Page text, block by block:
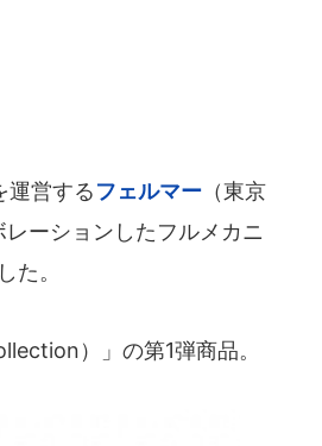
運営するフェルマー （東京
ーションしたフルメカニ
た。
）」の第1弾商品。